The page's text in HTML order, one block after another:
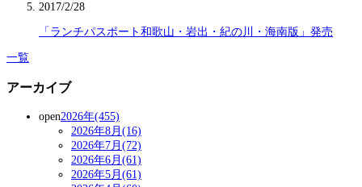
2017/2/28
「ランチパスポート和歌山・岩出・紀の川・海南版」発売
一覧
アーカイブ
open2026年(455)
2026年8月(16)
2026年7月(72)
2026年6月(61)
2026年5月(61)